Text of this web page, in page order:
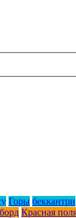
Горы беккантри
Красная